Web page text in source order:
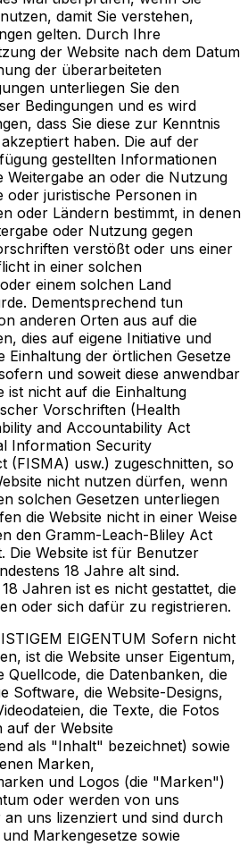
damit Sie verstehen,
gelten. Durch Ihre
der Website nach dem Datum
der überarbeiteten
unterliegen Sie den
Bedingungen und es wird
dass Sie diese zur Kenntnis
haben. Die auf der
gestellten Informationen
Weitergabe an oder die Nutzung
oder juristische Personen in
oder Ländern bestimmt, in denen
oder Nutzung gegen
verstößt oder uns einer
in einer solchen
einem solchen Land
Dementsprechend tun
anderen Orten aus auf die
dies auf eigene Initiative und
Einhaltung der örtlichen Gesetze
und soweit diese anwendbar
ist nicht auf die Einhaltung
Vorschriften (Health
and Accountability Act
Information Security
(FISMA) usw.) zugeschnitten, so
nicht nutzen dürfen, wenn
solchen Gesetzen unterliegen
die Website nicht in einer Weise
den Gramm-Leach-Bliley Act
Die Website ist für Benutzer
18 Jahre alt sind.
Jahren ist es nicht gestattet, die
oder sich dafür zu registrieren.
EIGENTUM Sofern nicht
ist die Website unser Eigentum,
Quellcode, die Datenbanken, die
Software, die Website-Designs,
die Texte, die Fotos
auf der Website
als "Inhalt" bezeichnet) sowie
Marken,
und Logos (die "Marken")
oder werden von uns
uns lizenziert und sind durch
Markengesetze sowie